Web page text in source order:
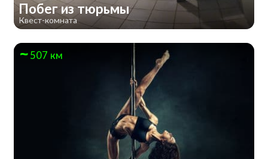
Побег из тюрьмы
Квест-комната
507 км